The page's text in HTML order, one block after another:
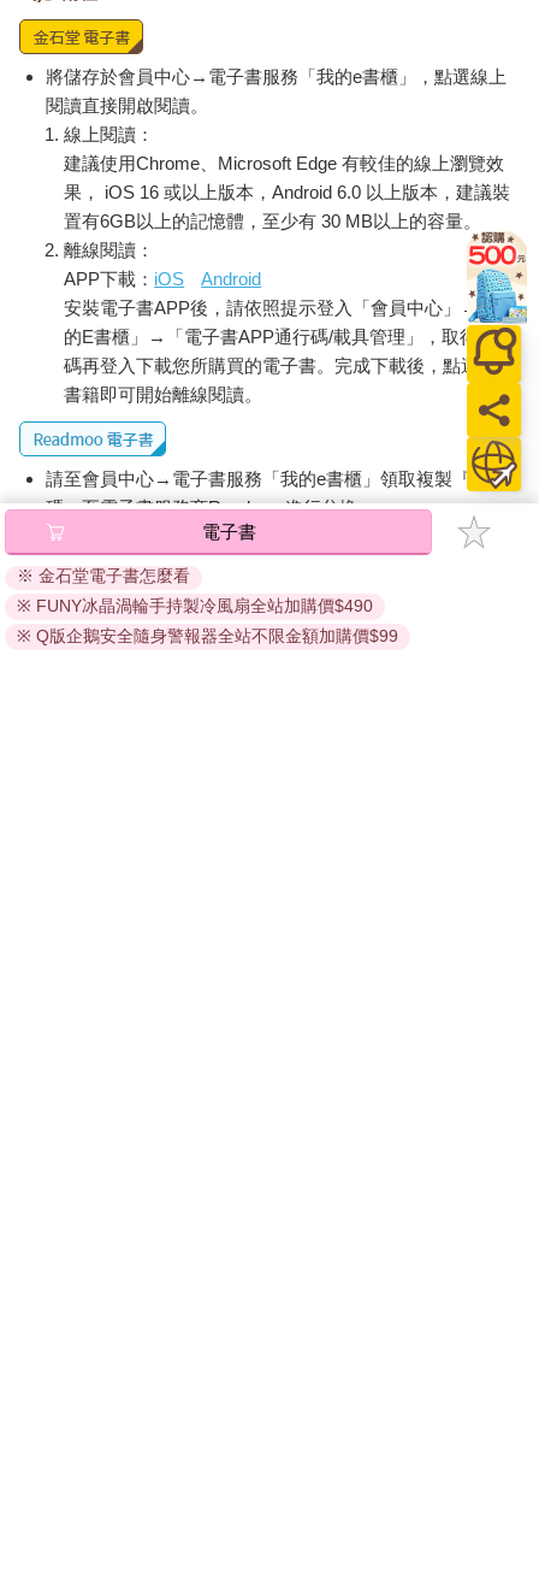
將儲存於會員中心→電子書服務「我的e書櫃」，點選線上
閱讀直接開啟閱讀。
線上閱讀：
建議使用Chrome、Microsoft Edge 有較佳的線上瀏覽效
果， iOS 16 或以上版本，Android 6.0 以上版本，建議裝
置有6GB以上的記憶體，至少有 30 MB以上的容量。
離線閱讀：
APP下載： iOS
Android
安裝電子書APP後，請依照提示登入「會員中心」→「我
的E書櫃」→「電子書APP通行碼/載具管理」，取得通行
碼再登入下載您所購買的電子書。完成下載後，點選任一
書籍即可開始離線閱讀。
請至會員中心→電子書服務「我的e書櫃」領取複製『兌換
碼』至電子書服務商Readmoo進行兌換。
退換貨須知：
因版權保護，您在金石堂所購買的電子書僅能以金石堂專屬
的閱讀軟體開啟閱讀，無法以其他閱讀器或直接下載檔案。
依據「消費者保護法」第19條及行政院消費者保護處公告之
電子書
※ 金石堂電子書怎麼看
※ FUNY冰晶渦輪手持製冷風扇全站加購價$490
※ Q版企鵝安全隨身警報器全站不限金額加購價$99